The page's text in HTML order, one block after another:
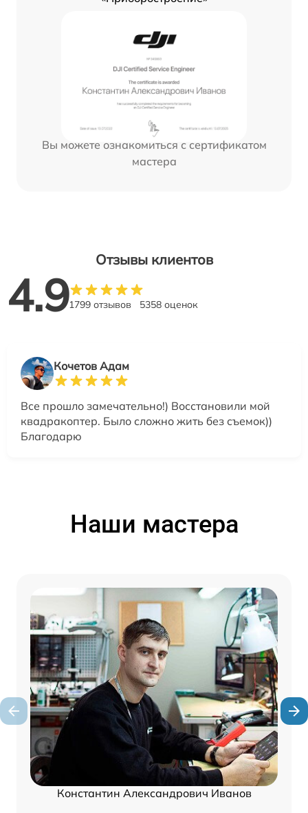
Вы можете ознакомиться с сертификатом
мастера
Отзывы клиентов
4.91799 отзывов 5358 оценок
Кочетов Адам
Все прошло замечательно!) Восстановили мой
квадракоптер. Было сложно жить без съемок))
Благодарю
Наши мастера
Константин Александрович Иванов